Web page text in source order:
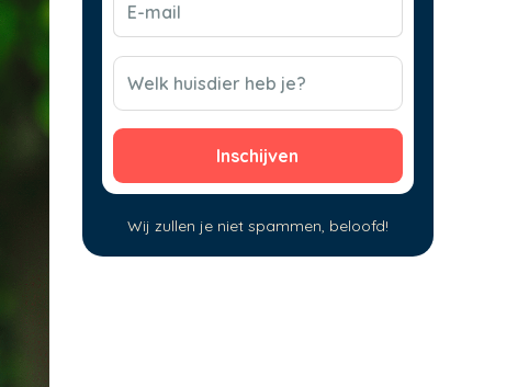
mail
CAPTCHA
Welk huisdier heb je?
Wij zullen je niet spammen, beloofd!